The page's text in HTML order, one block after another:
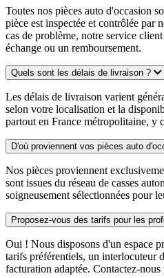
Toutes nos pièces auto d'occasion
pièce est inspectée et contrôlée par
cas de problème, notre service
échange ou un remboursement.
Quels sont les délais de livraison ?
Les délais de livraison varient
selon votre localisation et la
partout en France métropolitaine, y
D'où proviennent vos pièces auto
Nos pièces proviennent
sont issues du réseau de casses
soigneusement sélectionnées pour
Proposez-vous des tarifs pour les
Oui ! Nous disposons d'un espace
tarifs préférentiels, un interlocuteur
facturation adaptée. Contactez-